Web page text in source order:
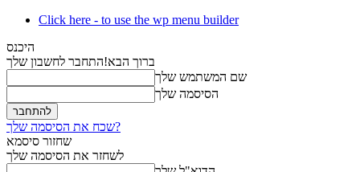
Click here - to use the wp menu builder
היכנס
ברוך הבא!התחבר לחשבון שלך
שם המשתמש שלך
הסיסמה שלך
שכח את הסיסמה שלך?
שחזור סיסמא
לשחזר את הסיסמה שלך